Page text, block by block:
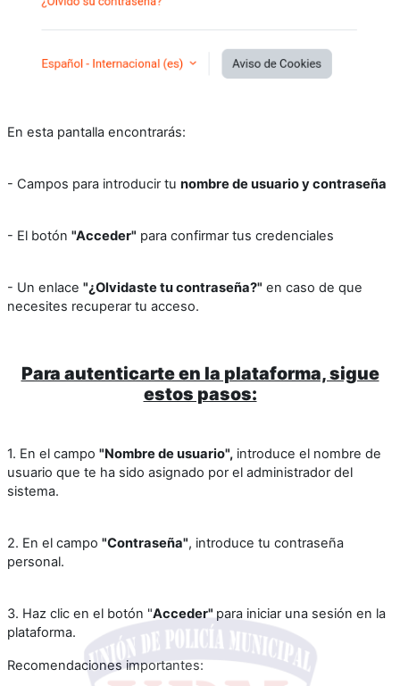
En esta pantalla encontrarás:
- Campos para introducir tu nombre de usuario y contraseña
- El botón "Acceder" para confirmar tus credenciales
- Un enlace "¿Olvidaste tu contraseña?" en caso de que
necesites recuperar tu acceso.
Para autenticarte en la plataforma, sigue
estos pasos:
1. En el campo "Nombre de usuario", introduce el nombre de
usuario que te ha sido asignado por el administrador del
sistema.
2. En el campo "Contraseña", introduce tu contraseña
personal.
3. Haz clic en el botón "Acceder" para iniciar una sesión en la
plataforma.
Recomendaciones importantes: